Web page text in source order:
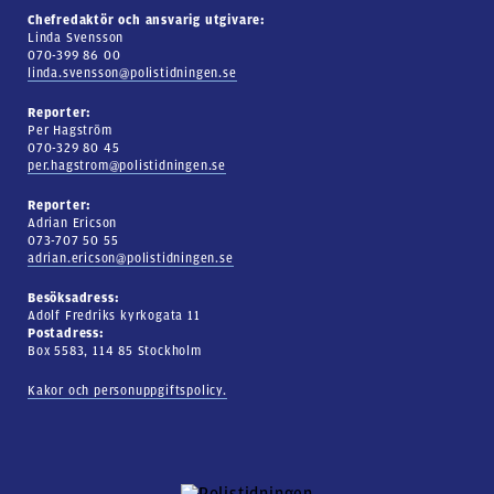
Chefredaktör och ansvarig utgivare:
Linda Svensson
070-399 86 00
linda.svensson@polistidningen.se
Reporter:
Per Hagström
070-329 80 45
per.hagstrom@polistidningen.se
Reporter:
Adrian Ericson
073-707 50 55
adrian.ericson@polistidningen.se
Besöksadress:
Adolf Fredriks kyrkogata 11
Postadress:
Box 5583, 114 85 Stockholm
Kakor och personuppgiftspolicy.